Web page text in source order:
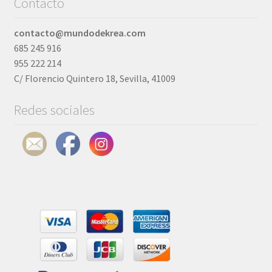
elegir
página
contacto@mundodekrea.com
685 245 916
955 222 214
C/ Florencio Quintero 18, Sevilla, 41009
Redes sociales